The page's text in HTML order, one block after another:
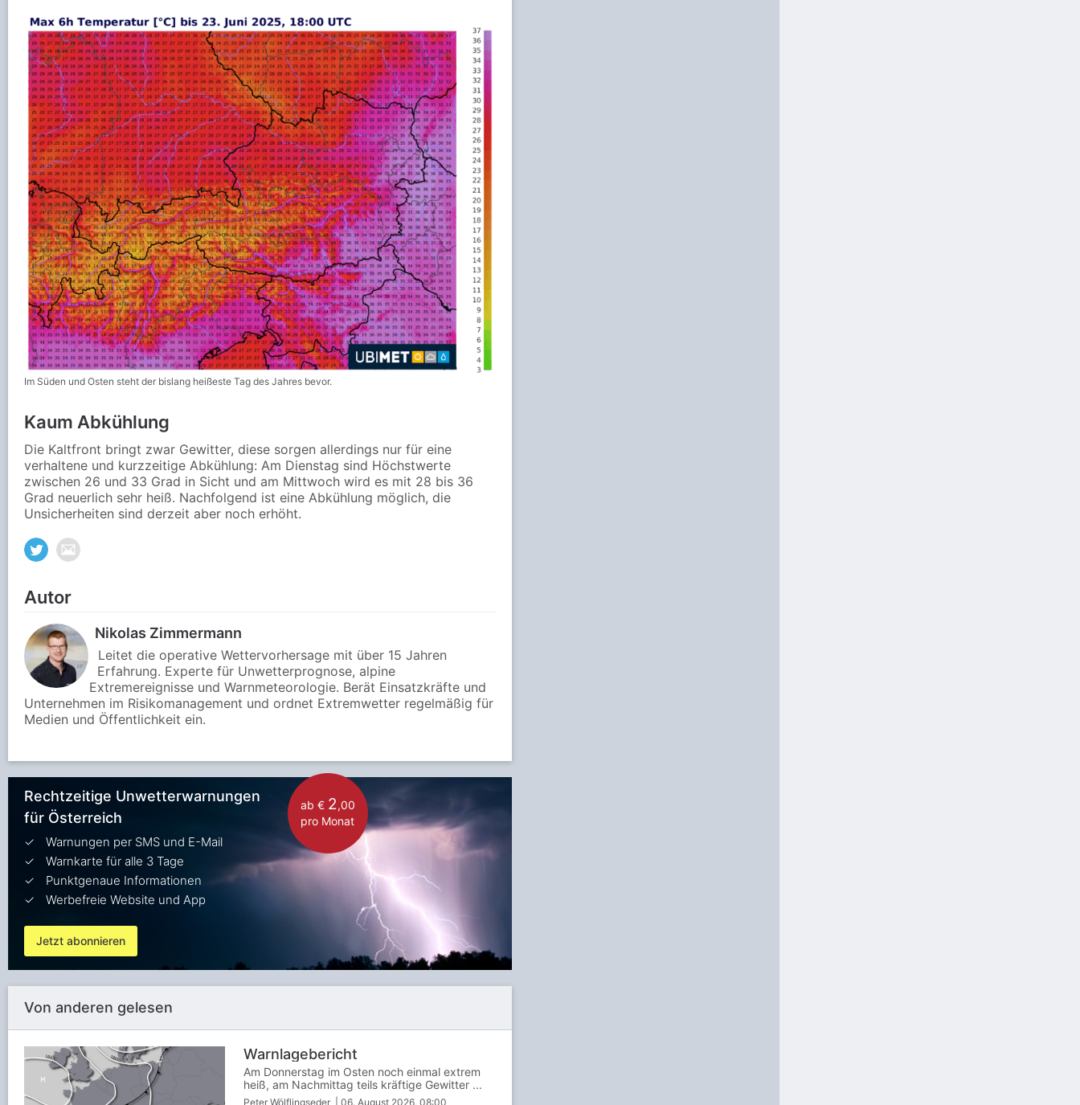
Im Süden und Osten steht der bislang heißeste Tag des Jahres bevor.
Kaum Abkühlung
Die Kaltfront bringt zwar Gewitter, diese sorgen allerdings nur für eine
verhaltene und kurzzeitige Abkühlung: Am Dienstag sind Höchstwerte
zwischen 26 und 33 Grad in Sicht und am Mittwoch wird es mit 28 bis 36
Grad neuerlich sehr heiß. Nachfolgend ist eine Abkühlung möglich, die
Unsicherheiten sind derzeit aber noch erhöht.
Autor
Nikolas Zimmermann
Leitet die operative Wettervorhersage mit über 15 Jahren
Erfahrung. Experte für Unwetterprognose, alpine
Extremereignisse und Warnmeteorologie. Berät Einsatzkräfte und
Unternehmen im Risikomanagement und ordnet Extremwetter regelmäßig für
Medien und Öffentlichkeit ein.
ab € 2,00
pro Monat
Rechtzeitige Unwetterwarnungen
für Österreich
Warnungen per SMS und E-Mail
Warnkarte für alle 3 Tage
Punktgenaue Informationen
Werbefreie Website und App
Jetzt abonnieren
Von anderen gelesen
Warnlagebericht
Peter Wölflingseder | 06. August 2026, 08:00
Am Donnerstag im Osten noch einmal extrem
heiß, am Nachmittag teils kräftige Gewitter ...